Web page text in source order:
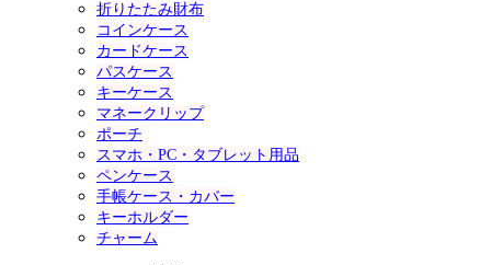
折りたたみ財布
コインケース
カードケース
パスケース
キーケース
マネークリップ
ポーチ
スマホ・PC・タブレット用品
ペンケース
手帳ケース・カバー
キーホルダー
チャーム